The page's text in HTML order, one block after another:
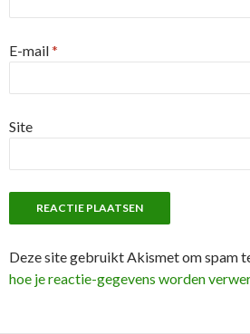
E-mail*
Site
Deze site gebruikt Akismet om spam
hoe je reactie-gegevens worden